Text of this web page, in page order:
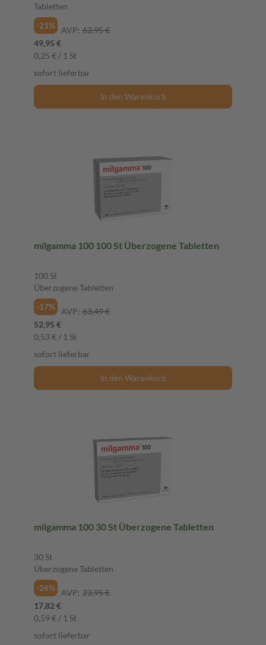
Tabletten
-21%
AVP: 62,95 €
49,95 €
0,25 € / 1 St
sofort lieferbar
In den Warenkorb
milgamma 100 100 St Überzogene Tabletten
100 St
Überzogene Tabletten
-17%
AVP: 63,49 €
52,95 €
0,53 € / 1 St
sofort lieferbar
In den Warenkorb
milgamma 100 30 St Überzogene Tabletten
30 St
Überzogene Tabletten
-26%
AVP: 23,95 €
17,82 €
0,59 € / 1 St
sofort lieferbar